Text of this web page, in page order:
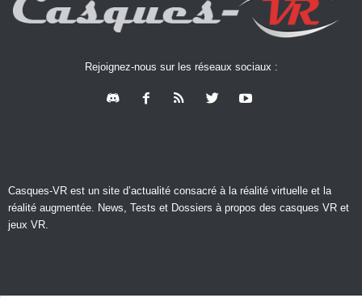
Rejoignez-nous sur les réseaux sociaux :
Casques-VR est un site d’actualité consacré à la réalité virtuelle et la
réalité augmentée. News, Tests et Dossiers à propos des casques VR et
jeux VR.